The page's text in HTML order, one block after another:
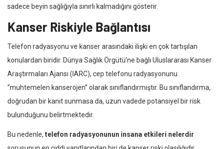
sadece beyin sağlığıyla sınırlı kalmadığını gösterir.
Kanser Riskiyle Bağlantısı
Telefon radyasyonu ve kanser arasındaki ilişki en çok tartışılan
konulardan biridir. Dünya Sağlık Örgütü’ne bağlı Uluslararası Kanser
Araştırmaları Ajansı (IARC), cep telefonu radyasyonunu
“muhtemelen kanserojen” olarak sınıflandırmıştır. Bu sınıflandırma,
doğrudan bir kanıt sunmasa da, uzun vadede potansiyel bir risk
bulunduğunu belirtmektedir.
Bu nedenle, telefon radyasyonunun insana etkileri nelerdir